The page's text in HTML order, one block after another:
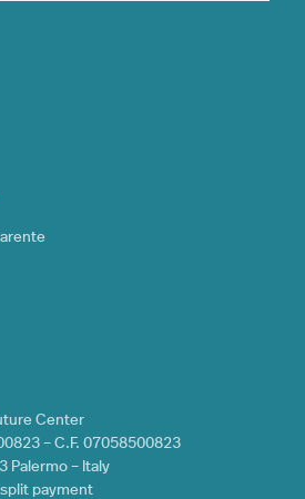
Center
– C.F. 07058500823
Palermo – Italy
payment